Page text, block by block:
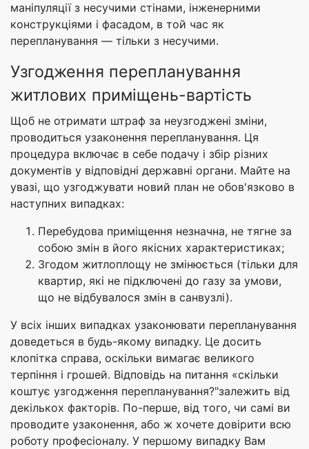
маніпуляції з несучими стінами, інженерними
конструкціями і фасадом, в той час як
перепланування — тільки з несучими.
Узгодження перепланування
житлових приміщень-вартість
Щоб не отримати штраф за неузгоджені зміни,
проводиться узаконення перепланування. Ця
процедура включає в себе подачу і збір різних
документів у відповідні державні органи. Майте на
увазі, що узгоджувати новий план не обов'язково в
наступних випадках:
Перебудова приміщення незначна, не тягне за
собою змін в його якісних характеристиках;
Згодом житлоплощу не змінюється (тільки для
квартир, які не підключені до газу за умови,
що не відбувалося змін в санвузлі).
У всіх інших випадках узаконювати перепланування
доведеться в будь-якому випадку. Це досить
клопітка справа, оскільки вимагає великого
терпіння і грошей. Відповідь на питання «скільки
коштує узгодження перепланування?"залежить від
декількох факторів. По-перше, від того, чи самі ви
проводите узаконення, або ж хочете довірити всю
роботу професіоналу. У першому випадку Вам